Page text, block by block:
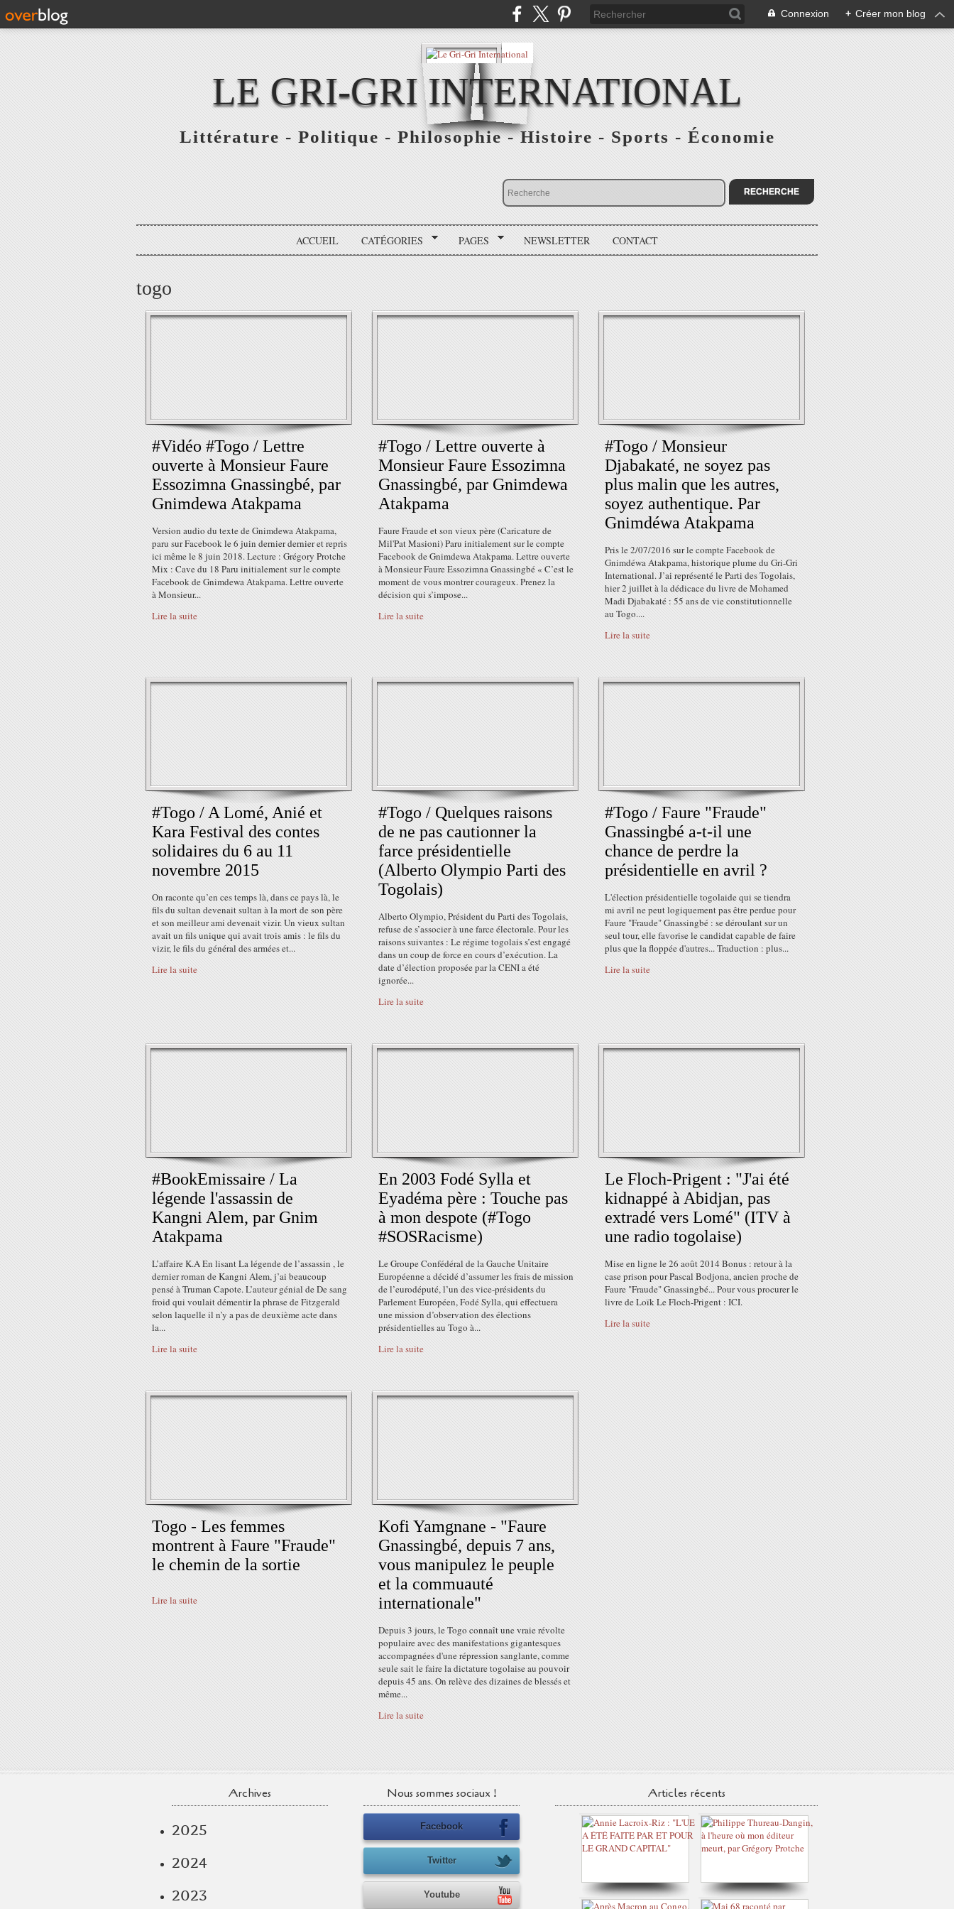
Connexion + Créer mon blog
LE GRI-GRI INTERNATIONAL
Littérature - Politique - Philosophie - Histoire - Sports - Économie
ACCUEIL CATÉGORIES PAGES NEWSLETTER CONTACT
togo
#Vidéo #Togo / Lettre
ouverte à Monsieur Faure
Essozimna Gnassingbé, par
Gnimdewa Atakpama
Version audio du texte de Gnimdewa Atakpama,
paru sur Facebook le 6 juin dernier dernier et repris
ici même le 8 juin 2018. Lecture : Grégory Protche
Mix : Cave du 18 Paru initialement sur le compte
Facebook de Gnimdewa Atakpama. Lettre ouverte
à Monsieur...
Lire la suite
#Togo / Lettre ouverte à
Monsieur Faure Essozimna
Gnassingbé, par Gnimdewa
Atakpama
Faure Fraude et son vieux père (Caricature de
Mil'Pat Masioni) Paru initialement sur le compte
Facebook de Gnimdewa Atakpama. Lettre ouverte
à Monsieur Faure Essozimna Gnassingbé « C’est le
moment de vous montrer courageux. Prenez la
décision qui s’impose...
Lire la suite
#Togo / Monsieur
Djabakaté, ne soyez pas
plus malin que les autres,
soyez authentique. Par
Gnimdéwa Atakpama
Pris le 2/07/2016 sur le compte Facebook de
Gnimdéwa Atakpama, historique plume du Gri-Gri
International. J’ai représenté le Parti des Togolais,
hier 2 juillet à la dédicace du livre de Mohamed
Madi Djabakaté : 55 ans de vie constitutionnelle
au Togo....
Lire la suite
#Togo / A Lomé, Anié et
Kara Festival des contes
solidaires du 6 au 11
novembre 2015
On raconte qu’en ces temps là, dans ce pays là, le
fils du sultan devenait sultan à la mort de son père
et son meilleur ami devenait vizir. Un vieux sultan
avait un fils unique qui avait trois amis : le fils du
vizir, le fils du général des armées et...
Lire la suite
#Togo / Quelques raisons
de ne pas cautionner la
farce présidentielle
(Alberto Olympio Parti des
Togolais)
Alberto Olympio, Président du Parti des Togolais,
refuse de s’associer à une farce électorale. Pour les
raisons suivantes : Le régime togolais s’est engagé
dans un coup de force en cours d’exécution. La
date d’élection proposée par la CENI a été
ignorée...
Lire la suite
#Togo / Faure "Fraude"
Gnassingbé a-t-il une
chance de perdre la
présidentielle en avril ?
L'élection présidentielle togolaide qui se tiendra
mi avril ne peut logiquement pas être perdue pour
Faure "Fraude" Gnassingbé : se déroulant sur un
seul tour, elle favorise le candidat capable de faire
plus que la floppée d'autres... Traduction : plus...
Lire la suite
#BookEmissaire / La
légende l'assassin de
Kangni Alem, par Gnim
Atakpama
L’affaire K.A En lisant La légende de l’assassin , le
dernier roman de Kangni Alem, j’ai beaucoup
pensé à Truman Capote. L’auteur génial de De sang
froid qui voulait démentir la phrase de Fitzgerald
selon laquelle il n’y a pas de deuxième acte dans
la...
Lire la suite
En 2003 Fodé Sylla et
Eyadéma père : Touche pas
à mon despote (#Togo
#SOSRacisme)
Le Groupe Confédéral de la Gauche Unitaire
Européenne a décidé d’assumer les frais de mission
de l’eurodéputé, l’un des vice-présidents du
Parlement Européen, Fodé Sylla, qui effectuera
une mission d’observation des élections
présidentielles au Togo à...
Lire la suite
Le Floch-Prigent : "J'ai été
kidnappé à Abidjan, pas
extradé vers Lomé" (ITV à
une radio togolaise)
Mise en ligne le 26 août 2014 Bonus : retour à la
case prison pour Pascal Bodjona, ancien proche de
Faure "Fraude" Gnassingbé... Pour vous procurer le
livre de Loïk Le Floch-Prigent : ICI.
Lire la suite
Togo - Les femmes
montrent à Faure "Fraude"
le chemin de la sortie
Lire la suite
Kofi Yamgnane - "Faure
Gnassingbé, depuis 7 ans,
vous manipulez le peuple
et la commuauté
internationale"
Depuis 3 jours, le Togo connaît une vraie révolte
populaire avec des manifestations gigantesques
accompagnées d'une répression sanglante, comme
seule sait le faire la dictature togolaise au pouvoir
depuis 45 ans. On relève des dizaines de blessés et
même...
Lire la suite
Archives
2025
2024
2023
Nous sommes sociaux !
Facebook
Twitter
Youtube
Articles récents